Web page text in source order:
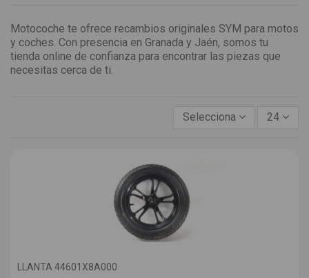
Motocoche te ofrece recambios originales SYM para motos
y coches. Con presencia en Granada y Jaén, somos tu
tienda online de confianza para encontrar las piezas que
necesitas cerca de ti.
Selecciona 24
LLANTA 44601X8A000